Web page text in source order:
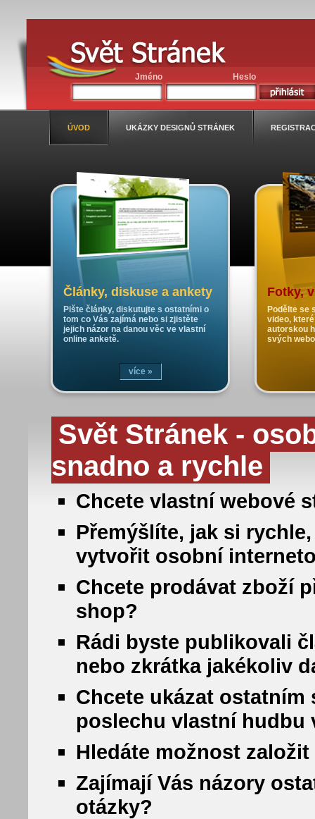
Jméno Heslo
ÚVOD UKÁZKY DESIGNŮ STRÁNEK
Články, diskuse a ankety
Pište články, diskutujte s ostatními o
tom co Vás zajímá nebo si zjistěte
jejich názor na danou věc ve vlastní
online anketě.
více »
Fotky,
Podělte se
video,
autorskou
svých
Svět Stránek -
snadno a rychle
Chcete vlastní webové
Přemýšlíte, jak si
vytvořit osobní
Chcete prodávat zboží
shop?
Rádi byste publikovali
nebo zkrátka jakékoliv
Chcete ukázat
poslechu vlastní hudbu
Hledáte možnost
Zajímají Vás názory
otázky?